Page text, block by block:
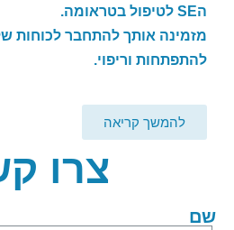
הSE לטיפול בטראומה.
מזמינה אותך להתחבר לכוחות
להתפתחות וריפוי.
להמשך קריאה
צרו
שם